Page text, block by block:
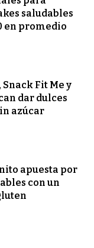
saludables
en promedio
Fit Me y
dar dulces
azúcar
apuesta por
con un